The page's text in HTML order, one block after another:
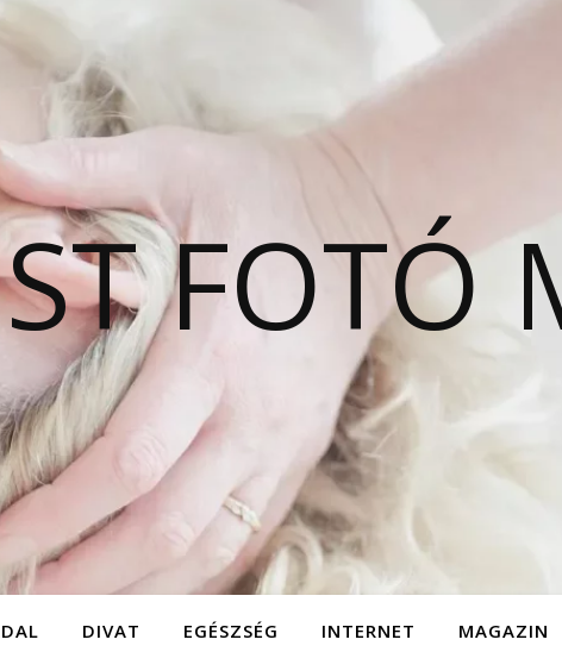
FOTÓ
DIVAT EGÉSZSÉG INTERNET MAGAZIN